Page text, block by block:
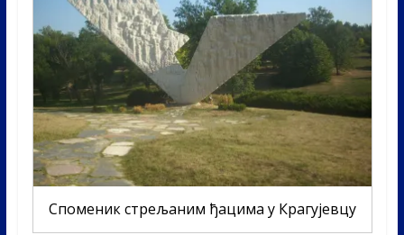
Споменик стрељаним ђацима у Крагујевцу